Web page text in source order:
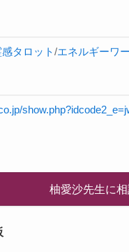
タロット/エネルギーワ
柚愛沙先生に